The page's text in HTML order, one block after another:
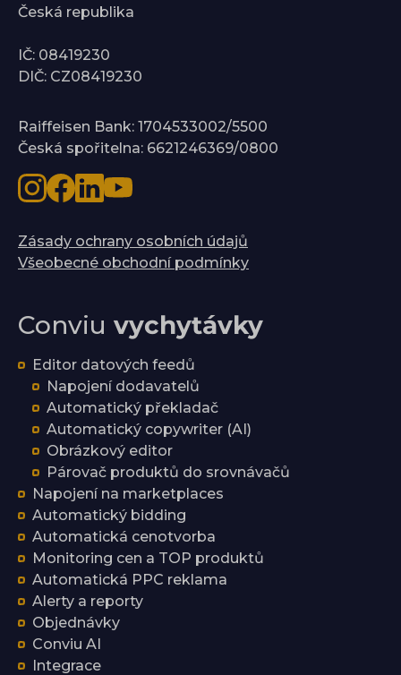
Česká republika
IČ: 08419230
DIČ: CZ08419230
Raiffeisen Bank: 1704533002/5500
Česká spořitelna: 6621246369/0800
Zásady ochrany osobních údajů
Všeobecné obchodní podmínky
Conviu vychytávky
Editor datových feedů
Napojení dodavatelů
Automatický překladač
Automatický copywriter (AI)
Obrázkový editor
Párovač produktů do srovnávačů
Napojení na marketplaces
Automatický bidding
Automatická cenotvorba
Monitoring cen a TOP produktů
Automatická PPC reklama
Alerty a reporty
Objednávky
Conviu AI
Integrace